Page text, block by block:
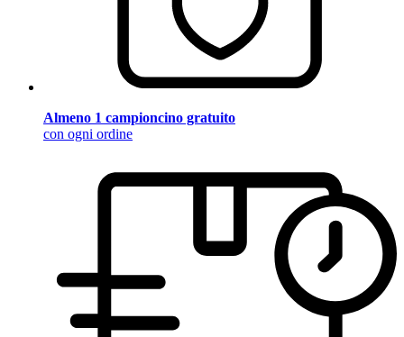
Almeno 1 campioncino gratuito
con ogni ordine